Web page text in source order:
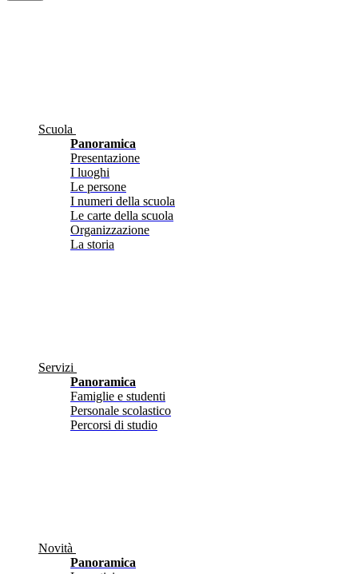
Scuola
Panoramica
Presentazione
I luoghi
Le persone
I numeri della scuola
Le carte della scuola
Organizzazione
La storia
Servizi
Panoramica
Famiglie e studenti
Personale scolastico
Percorsi di studio
Novità
Panoramica